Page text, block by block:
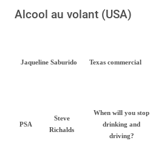
Alcool au volant (USA)
Jaqueline Saburido Texas commercial
PSA
Steve
Richalds
When will you stop
drinking and
driving?